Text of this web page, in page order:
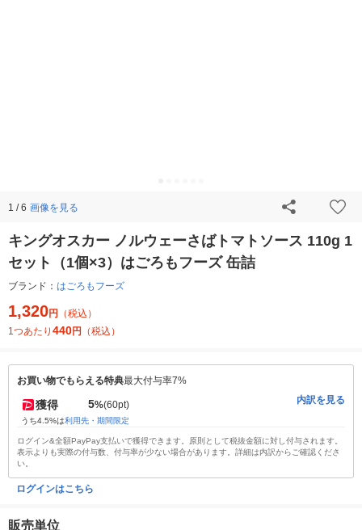
1 / 6 画像を見る
キングオスカー ノルウェーさばトマトソース 110g 1
セット（1個×3）はごろもフーズ 缶詰
ブランド： はごろもフーズ
1,320円
（税込）
1つあたり 440円 （税込）
お買い物でもらえる特典最大付与率7%
獲得 5%(60pt)
うち4.5%は利用先・期間限定
内訳を見る
ログイン&全額PayPay支払いで獲得できます。原則として税抜金額に対し付与されます。
表示よりも実際の付与数、付与率が少ない場合があります。詳細は内訳からご確認くださ
い。
ログインはこちら
販売単位